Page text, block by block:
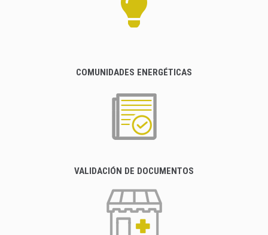
COMUNIDADES ENERGÉTICAS
VALIDACIÓN DE DOCUMENTOS